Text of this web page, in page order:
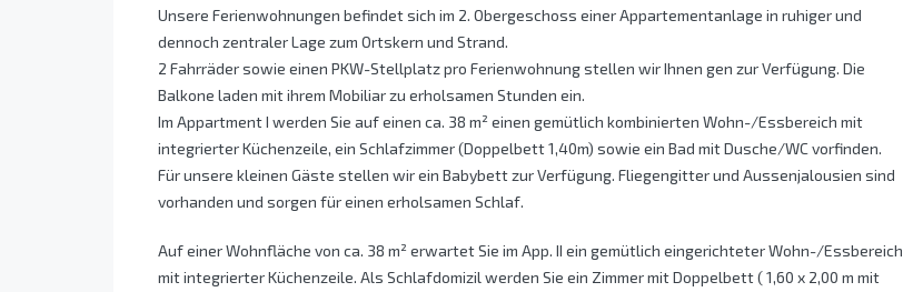
Unsere Ferienwohnungen befindet sich im 2. Obergeschoss einer Appartementanlage in ruhiger und
dennoch zentraler Lage zum Ortskern und Strand.
2 Fahrräder sowie einen PKW-Stellplatz pro Ferienwohnung stellen wir Ihnen gen zur Verfügung. Die
Balkone laden mit ihrem Mobiliar zu erholsamen Stunden ein.
Im Appartment I werden Sie auf einen ca. 38 m² einen gemütlich kombinierten Wohn-/Essbereich mit
integrierter Küchenzeile, ein Schlafzimmer (Doppelbett 1,40m) sowie ein Bad mit Dusche/WC vorfinden.
Für unsere kleinen Gäste stellen wir ein Babybett zur Verfügung. Fliegengitter und Aussenjalousien sind
vorhanden und sorgen für einen erholsamen Schlaf.
Auf einer Wohnfläche von ca. 38 m² erwartet Sie im App. II ein gemütlich eingerichteter Wohn-/Essbereich
mit integrierter Küchenzeile. Als Schlafdomizil werden Sie ein Zimmer mit Doppelbett ( 1,60 x 2,00 m mit